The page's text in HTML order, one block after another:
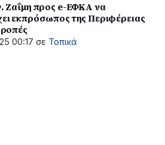
Ζαΐμη προς e-ΕΦΚΑ να
εκπρόσωπος της Περιφέρειας
00:17 σε Τοπικά